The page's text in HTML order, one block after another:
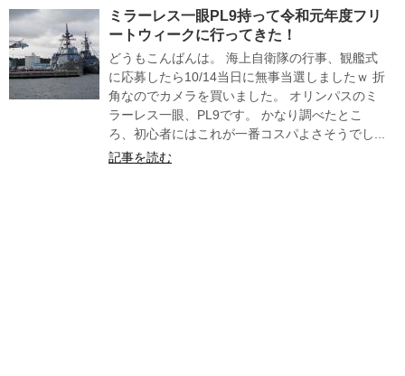
ミラーレス一眼PL9持って令和元年度フリ
ートウィークに行ってきた！
どうもこんばんは。 海上自衛隊の行事、観艦式
に応募したら10/14当日に無事当選しましたｗ 折
角なのでカメラを買いました。 オリンパスのミ
ラーレス一眼、PL9です。 かなり調べたとこ
ろ、初心者にはこれが一番コスパよさそうでし...
記事を読む